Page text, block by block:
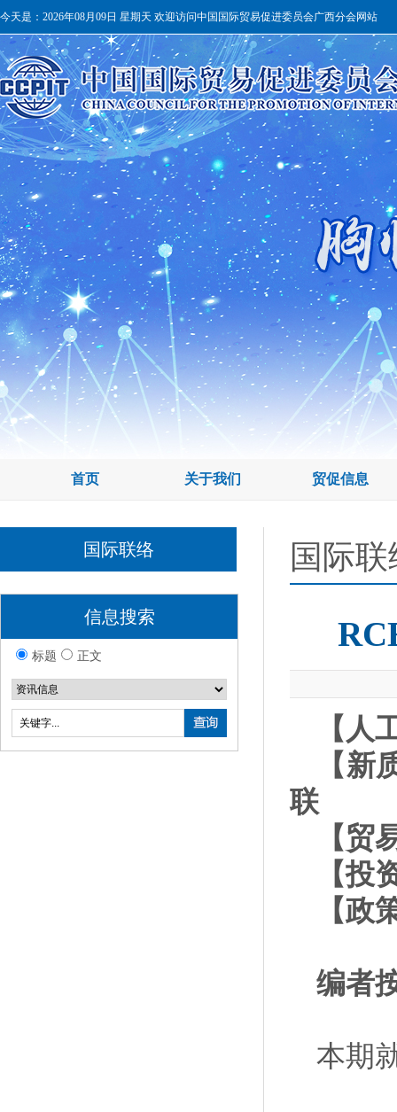
今天是： 2026年08月09日 星期天 欢迎访问中国国际贸易促进委员会广西分会网站
首页 关于我们 贸促信息
国际联络
信息搜索
标题 正文
国际联
【
【
联
【贸
【投
【政
编者
本期